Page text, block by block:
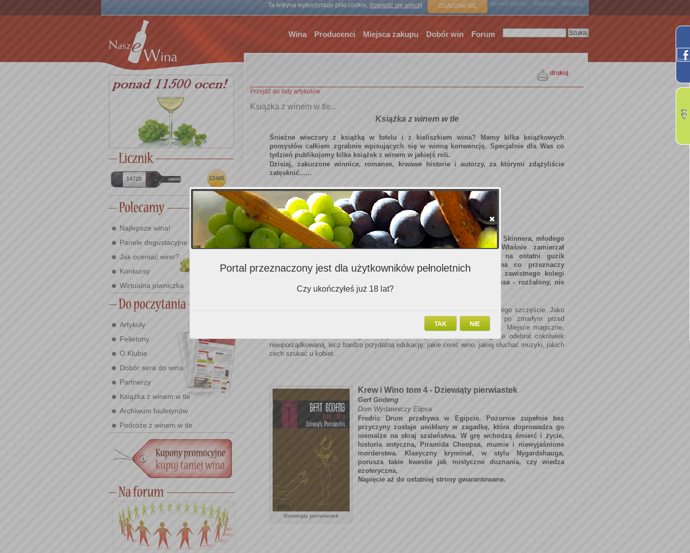
Ta witryna wykorzystuje pliki cookie, dowiedz się więcej ZGADZAM SIĘ
Strona główna Członkowie Klubu Kontakt Zaloguj
Wina Producenci Miejsca zakupu Dobór win Forum
14720 12405
Najlepsze wina!
Panele degustacyjne
Jak oceniać wino?
Konkursy
Wirtualna piwniczka
Artykuły
Felietony
O Klubie
Dobór sera do wina
Partnerzy
Książka z winem w tle
Archiwum biuletynów
Podróże z winem w tle
drukuj
Przejdź do listy artykułów
Książka z winem w tle...
Książka z winem w tle
Śnieżne wieczory z książką w fotelu i z kieliszkiem wina? Mamy kilka książkowych
pomysłów całkiem zgrabnie wpisujących się w winną konwencję. Specjalnie dla Was co
tydzień publikujemy kilka książek z winem w jakiejś roli.
Dzisiaj, zakurzone winnice, romanse, krwawe historie i autorzy, za którymi zdążyliście
zatęsknić......
Dobry Rok
Peter Mayle
Wydawnictwo Prószyński i S-ka
To miał być wyjątkowy dzień w życiu Maksa Skinnera, młodego
rekina finansjery z londyńskiego City. Właśnie zamierzał
przedstawić swoim pryncypałom zapiętą na ostatni guzik
transakcję i obliczał już w myślach, na co przeznaczy
sześciocyfrową prowizję. Niestety, podstęp zawistnego kolegi
sprawił, że kontrakt wymknął się z rąk Maksa - rozżalony, nie
licząc się z niczym, rzucił posadę.
I wtedy niespodziewanie uśmiechnęło się do niego szczęście. Jako
jedyny żyjący krewny otrzymał w spadku, po zmarłym przed
miesiącem stryju, dom i winnicę w Prowansji. Miejsce magiczne,
gdzie spędzał wakacje w dzieciństwie i gdzie odebrał cokolwiek
nieuporządkowaną, lecz bardzo przydatną edukację; jakie cenić wino, jakiej słuchać muzyki, jakich
cech szukać u kobiet...
Dziewiąty pierwiastek
Krew i Wino tom 4 - Dziewiąty pierwiastek
Gert Godeng
Dom Wydawniczy Elipsa
Fredric Drum przebywa w Egipcie. Pozornie zupełnie bez
przyczyny zostaje uwikłany w zagadkę, która doprowadza go
niemalże na skraj szaleństwa. W grę wchodzą śmierć i życie,
historia antyczna, Piramida Cheopsa, mumie i niewyjaśnione
morderstwa. Klasyczny kryminał, w stylu Nygardshauga,
porusza takie kwestie jak mistyczne doznania, czy wiedza
ezoteryczna.
Napięcie aż do ostatniej strony gwarantowane.
Portal przeznaczony jest dla użytkowników pełnoletnich
Czy ukończyłeś już 18 lat?
NIE
TAK